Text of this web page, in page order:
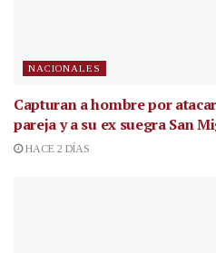
NACIONALES
Capturan a hombre por
pareja y a su ex suegra San
HACE 2 DÍAS